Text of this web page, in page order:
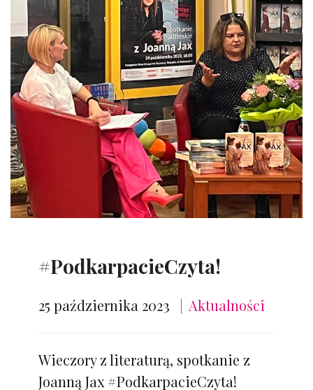
#PodkarpacieCzyta!
25 października 2023 Aktualności
Wieczory z literaturą, spotkanie z
Joanną Jax #PodkarpacieCzyta!